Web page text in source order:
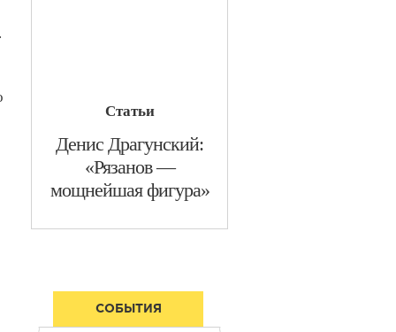
Статьи
​Денис Драгунский:
«Рязанов —
мощнейшая фигура»
СОБЫТИЯ